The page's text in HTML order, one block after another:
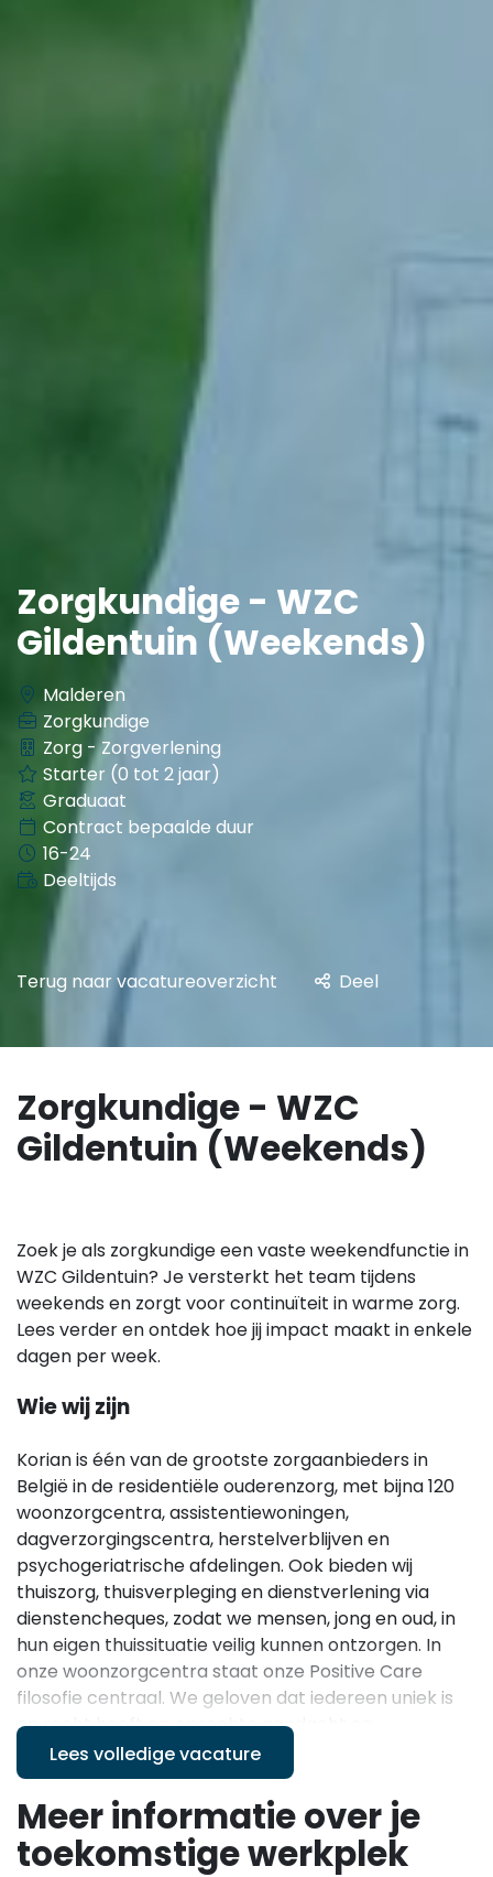
Zorgkundige - WZC
Gildentuin (Weekends)
Malderen
Zorgkundige
Zorg - Zorgverlening
Starter (0 tot 2 jaar)
Graduaat
Contract bepaalde duur
16-24
Deeltijds
Terug naar vacatureoverzicht Deel
Zorgkundige - WZC
Gildentuin (Weekends)
Zoek je als zorgkundige een vaste weekendfunctie in
WZC Gildentuin? Je versterkt het team tijdens
weekends en zorgt voor continuïteit in warme zorg.
Lees verder en ontdek hoe jij impact maakt in enkele
dagen per week.
Wie wij zijn
Korian is één van de grootste zorgaanbieders in
België in de residentiële ouderenzorg, met bijna 120
woonzorgcentra, assistentiewoningen,
dagverzorgingscentra, herstelverblijven en
psychogeriatrische afdelingen. Ook bieden wij
thuiszorg, thuisverpleging en dienstverlening via
dienstencheques, zodat we mensen, jong en oud, in
hun eigen thuissituatie veilig kunnen ontzorgen. In
onze woonzorgcentra staat onze Positive Care
filosofie centraal. We geloven dat iedereen uniek is
en recht heeft op oprechte aandacht en
levensvreugde. Daarom creëren we samen een
warme, veilige en huiselijke omgeving waar bewoners
zich echt thuis voelen. Je werkt in een
multidisciplinair team waarin samenwerking, respect
en betrokkenheid centraal staan. Vanuit Korian krijg
Lees volledige vacature
Meer informatie over je
toekomstige werkplek